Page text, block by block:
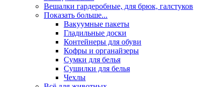
Вешалки гардеробные, для брюк, галстуков
Показать больше...
Вакуумные пакеты
Гладильные доски
Контейнеры для обуви
Кофры и органайзеры
Сумки для белья
Сушилки для белья
Чехлы